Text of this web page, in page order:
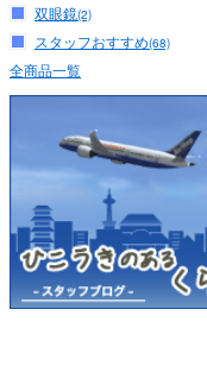
双眼鏡(2)
スタッフおすすめ(68)
全商品一覧